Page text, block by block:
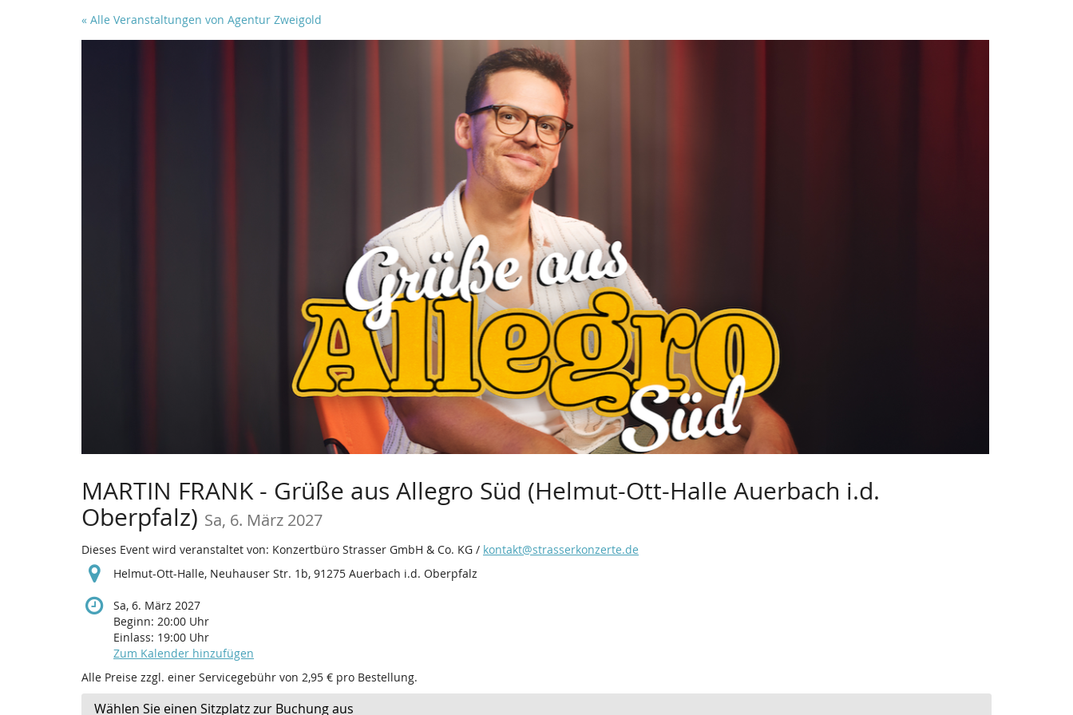
« Alle Veranstaltungen von Agentur Zweigold
MARTIN FRANK - Grüße aus Allegro Süd (Helmut-Ott-Halle Auerbach i.d.
Oberpfalz) Sa, 6. März 2027
Dieses Event wird veranstaltet von: Konzertbüro Strasser GmbH & Co. KG / kontakt@strasserkonzerte.de
Helmut-Ott-Halle, Neuhauser Str. 1b, 91275 Auerbach i.d. Oberpfalz
Sa, 6. März 2027
Beginn: 20:00 Uhr
Einlass: 19:00 Uhr
Zum Kalender hinzufügen
Alle Preise zzgl. einer Servicegebühr von 2,95 € pro Bestellung.
Wählen Sie einen Sitzplatz zur Buchung aus